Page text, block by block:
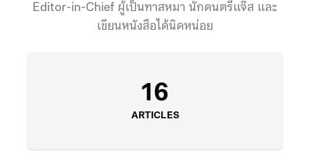
Editor-in-Chief ผู้เป็นทาสหมา นักดนตรีแจ๊ส และ
เขียนหนังสือได้นิดหน่อย
16
ARTICLES